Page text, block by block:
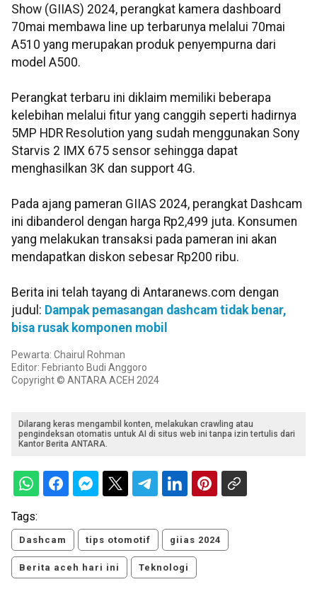
Show (GIIAS) 2024, perangkat kamera dashboard
70mai membawa line up terbarunya melalui 70mai
A510 yang merupakan produk penyempurna dari
model A500.
Perangkat terbaru ini diklaim memiliki beberapa
kelebihan melalui fitur yang canggih seperti hadirnya
5MP HDR Resolution yang sudah menggunakan Sony
Starvis 2 IMX 675 sensor sehingga dapat
menghasilkan 3K dan support 4G.
Pada ajang pameran GIIAS 2024, perangkat Dashcam
ini dibanderol dengan harga Rp2,499 juta. Konsumen
yang melakukan transaksi pada pameran ini akan
mendapatkan diskon sebesar Rp200 ribu.
Berita ini telah tayang di Antaranews.com dengan
judul: Dampak pemasangan dashcam tidak benar,
bisa rusak komponen mobil
Pewarta: Chairul Rohman
Editor: Febrianto Budi Anggoro
Copyright © ANTARA ACEH 2024
Dilarang keras mengambil konten, melakukan crawling atau
pengindeksan otomatis untuk AI di situs web ini tanpa izin tertulis dari
Kantor Berita ANTARA.
Tags:
Dashcam tips otomotif giias 2024
Berita aceh hari ini Teknologi